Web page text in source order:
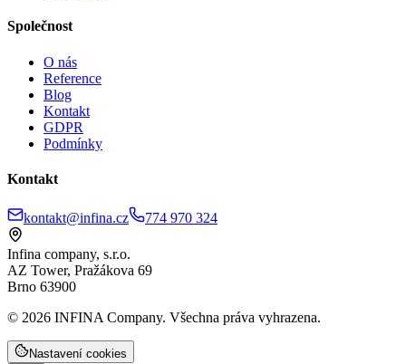
Společnost
O nás
Reference
Blog
Kontakt
GDPR
Podmínky
Kontakt
kontakt@infina.cz 774 970 324
Infina company, s.r.o.
AZ Tower, Pražákova 69
Brno 63900
© 2026 INFINA Company. Všechna práva vyhrazena.
Nastavení cookies